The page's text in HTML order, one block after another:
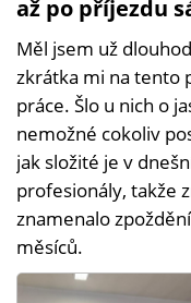
až po příjezdu
Měl jsem už
zkrátka mi na tento
práce. Šlo u nich o
nemožné cokoliv
jak složité je v
profesionály, takže
znamenalo
měsíců.